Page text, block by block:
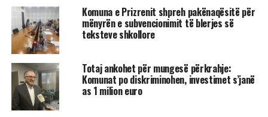
“Përvoja e tij shumëvjeçare në politikë, profesionalizmi i tij
dhe njohja e politikave lokale e bëjnë Kujtim Gashin të
denjë për këtë pozitë dhe ai do të jetë vlerë e shtuar në
kabinetin e Kryetarit të Komunës së Prizrenit”, thuhet në
njoftimin e komunës së Prizrenit.
Komuna e Prizrenit shpreh pakënaqësitë për
mënyrën e subvencionimit të blerjes së
teksteve shkollore
Totaj ankohet për mungesë përkrahje:
Komunat po diskriminohen, investimet s’janë
as 1 milion euro